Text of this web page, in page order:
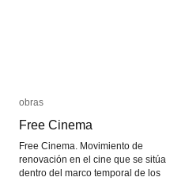
obras
Free Cinema
Free Cinema. Movimiento de
renovación en el cine que se sitúa
dentro del marco temporal de los
obras
Free Cinema